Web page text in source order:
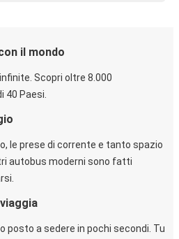
il mondo
Scopri oltre 8.000
40 Paesi.
le prese di corrente e tanto spazio
autobus moderni sono fatti
posto a sedere in pochi secondi. Tu